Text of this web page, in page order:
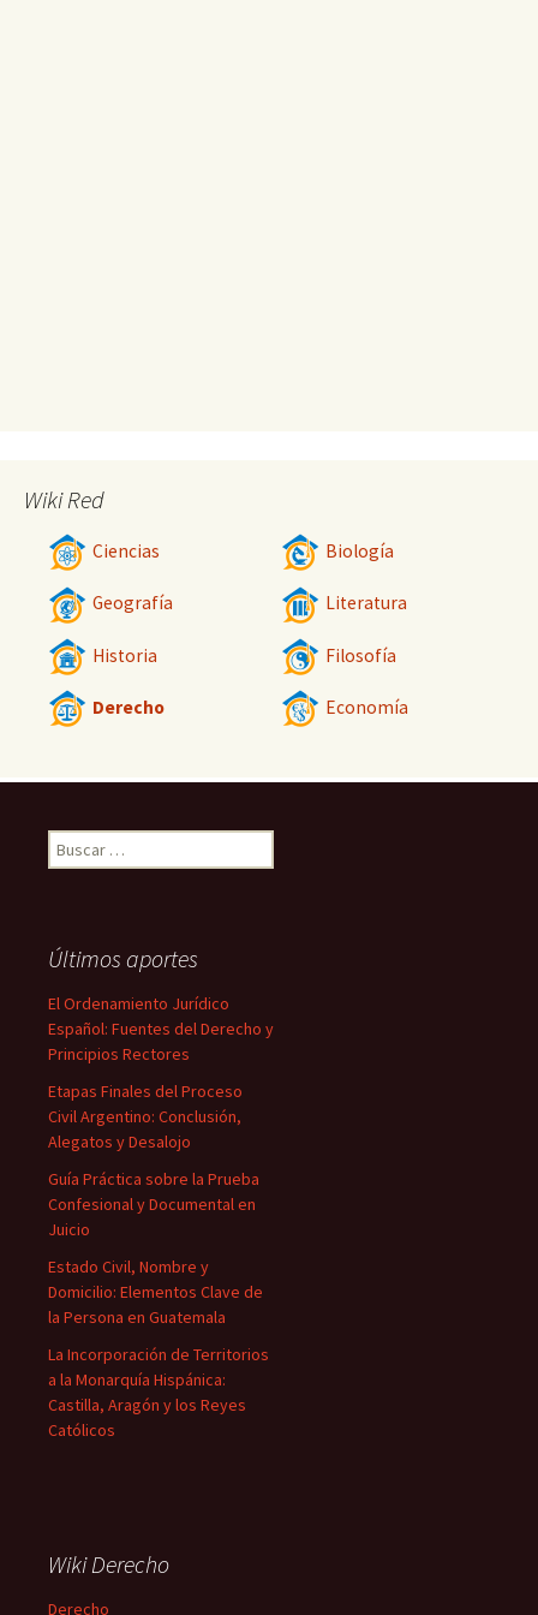
Wiki Red
Ciencias Biología
Geografía Literatura
Historia Filosofía
Derecho Economía
Buscar:
Últimos aportes
El Ordenamiento Jurídico
Español: Fuentes del Derecho y
Principios Rectores
Etapas Finales del Proceso
Civil Argentino: Conclusión,
Alegatos y Desalojo
Guía Práctica sobre la Prueba
Confesional y Documental en
Juicio
Estado Civil, Nombre y
Domicilio: Elementos Clave de
la Persona en Guatemala
La Incorporación de Territorios
a la Monarquía Hispánica:
Castilla, Aragón y los Reyes
Católicos
Wiki Derecho
Derecho